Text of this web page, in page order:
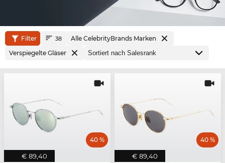
Filter 38
Alle CelebrityBrands Marken
Verspiegelte Gläser
€ 89,40
40 %
€ 89,40
40 %